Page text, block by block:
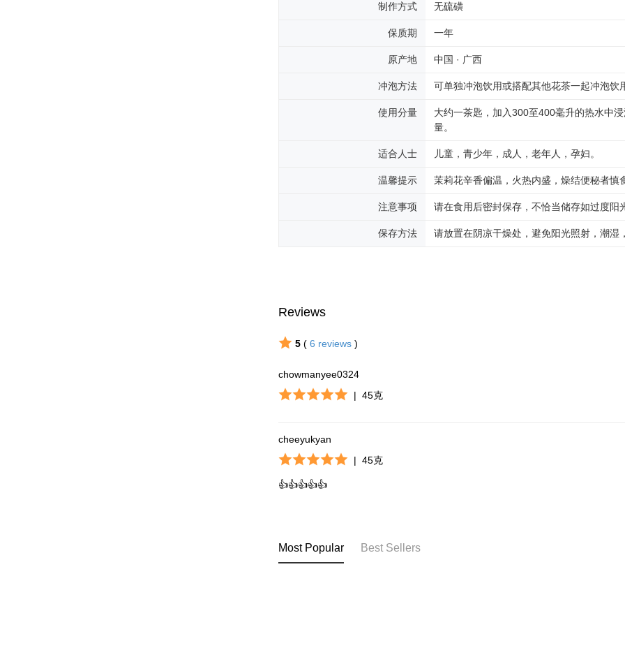
制作方式 无硫磺
保质期 一年
原产地 中国 · 广西
冲泡方法 可单独冲泡饮用或搭配其他花茶一起冲泡饮
使用分量
大约一茶匙，加入300至400毫升的热水中
量。
适合人士 儿童，青少年，成人，老年人，孕妇。
温馨提示 茉莉花辛香偏温，火热内盛，燥结便秘者慎
注意事项 请在食用后密封保存，不恰当储存如过度阳
保存方法 请放置在阴凉干燥处，避免阳光照射，潮湿
Reviews
5( 6 reviews )
chowmanyee0324
| 45克
cheeyukyan
| 45克
👍👍👍👍👍
Most Popular Best Sellers